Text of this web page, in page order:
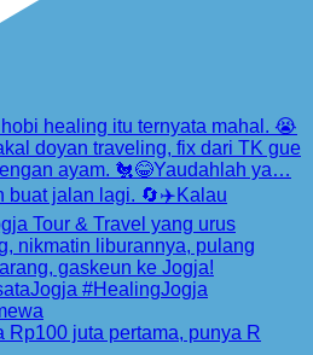
juta pertama, punya R